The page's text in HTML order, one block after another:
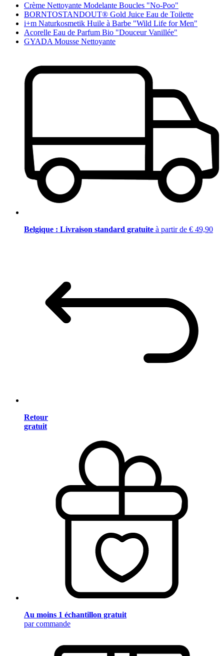
Crème Nettoyante Modelante Boucles "No-Poo"
BORNTOSTANDOUT® Gold Juice Eau de Toilette
i+m Naturkosmetik Huile à Barbe "Wild Life for Men"
Acorelle Eau de Parfum Bio "Douceur Vanillée"
GYADA Mousse Nettoyante
Belgique : Livraison standard gratuite à partir de € 49,90
Retour
gratuit
Au moins 1 échantillon gratuit
par commande